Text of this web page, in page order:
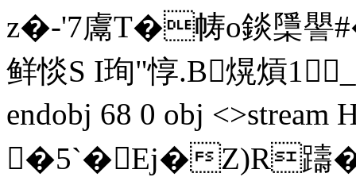
z�-'7鬳T�帱o錟檃譻
鲜惔S I珣"惇.B熀熕
endobj 68 0 obj <>stream
�5`�Ej�Z)R躊